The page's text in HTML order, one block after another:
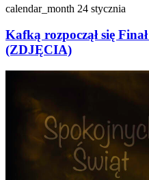
calendar_month 24 stycznia
Kafką rozpoczął się
(ZDJĘCIA)